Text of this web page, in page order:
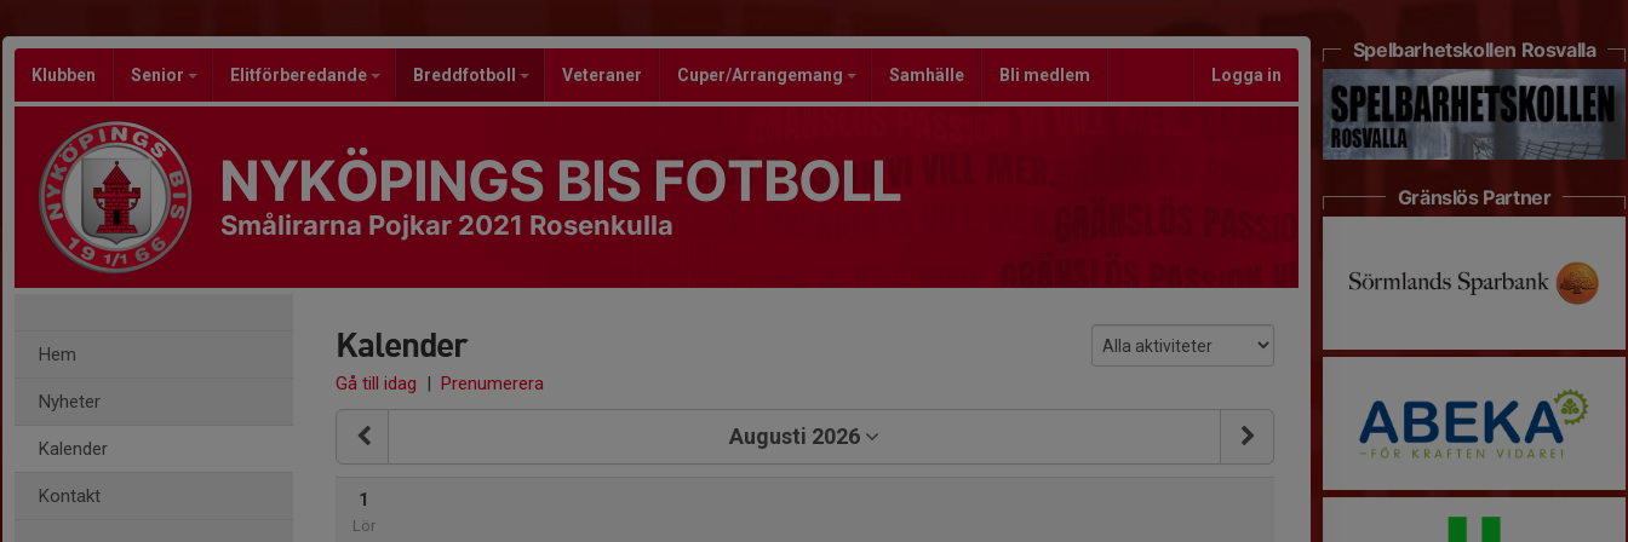
Klubben Senior Elitförberedande Breddfotboll Veteraner Cuper/Arrangemang Samhälle Bli medlem Logga in
NYKÖPINGS BIS FOTBOLL
Smålirarna Pojkar 2021 Rosenkulla
Hem
Nyheter
Kalender
Kontakt
Kalender
Gå till idag | Prenumerera
Augusti 2026
1
Lör
Spelbarhetskollen Rosvalla
Gränslös Partner